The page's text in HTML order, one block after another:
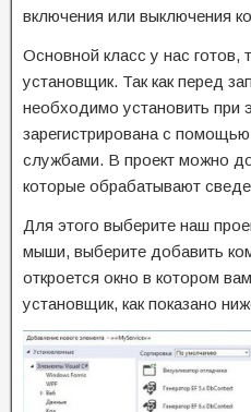
включения или выключения
Основной класс у нас готов,
установщик. Так как перед
необходимо установить при
зарегистрирована с
службами. В проект можно
которые обрабатывают
Для этого выберите наш
мыши, выберите добавить
откроется окно в котором
установщик, как показано